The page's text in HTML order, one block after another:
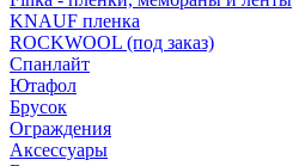
KNAUF пленка
ROCKWOOL (под заказ)
Спанлайт
Ютафол
Брусок
Ограждения
Аксессуары